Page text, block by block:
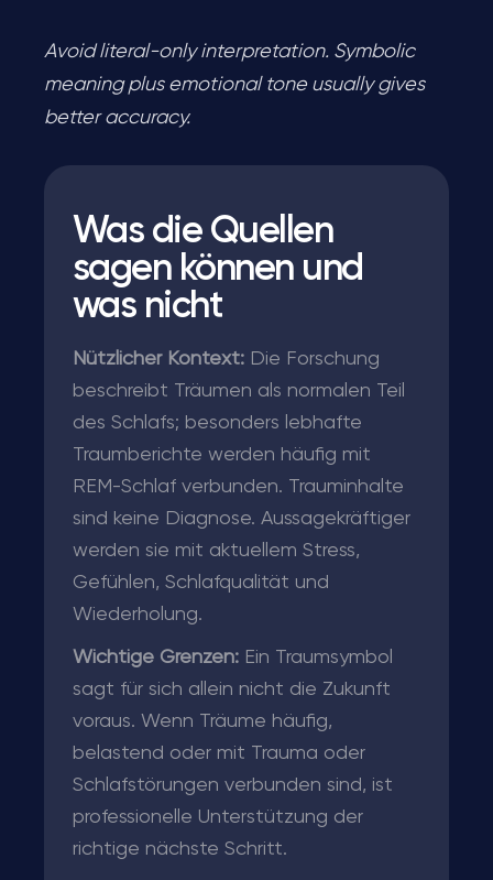
Avoid literal-only interpretation. Symbolic
meaning plus emotional tone usually gives
better accuracy.
Was die Quellen
sagen können und
was nicht
Nützlicher Kontext: Die Forschung
beschreibt Träumen als normalen Teil
des Schlafs; besonders lebhafte
Traumberichte werden häufig mit
REM-Schlaf verbunden. Trauminhalte
sind keine Diagnose. Aussagekräftiger
werden sie mit aktuellem Stress,
Gefühlen, Schlafqualität und
Wiederholung.
Wichtige Grenzen: Ein Traumsymbol
sagt für sich allein nicht die Zukunft
voraus. Wenn Träume häufig,
belastend oder mit Trauma oder
Schlafstörungen verbunden sind, ist
professionelle Unterstützung der
richtige nächste Schritt.